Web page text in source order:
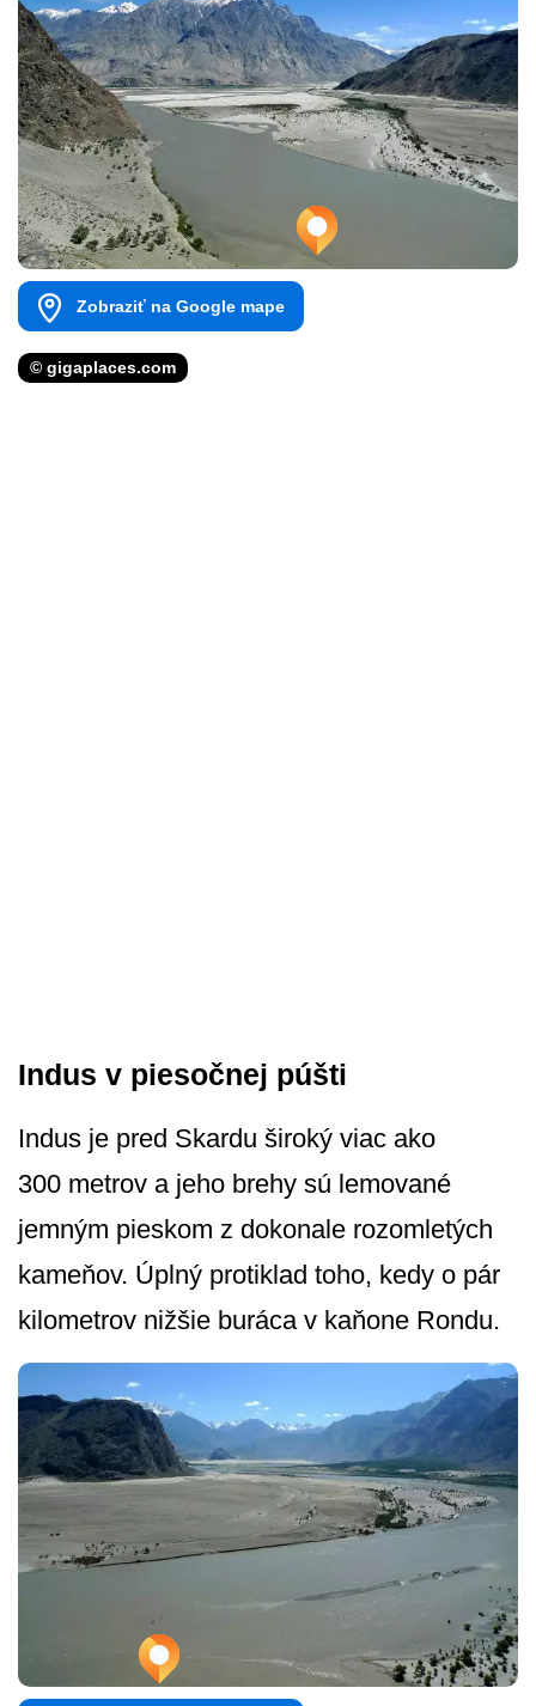
Zobraziť na Google mape
© gigaplaces.com
Indus v piesočnej púšti
Indus je pred Skardu široký viac ako
300 metrov a jeho brehy sú lemované
jemným pieskom z dokonale rozomletých
kameňov. Úplný protiklad toho, kedy o pár
kilometrov nižšie buráca v kaňone Rondu.